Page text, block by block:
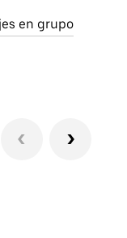
en grupo